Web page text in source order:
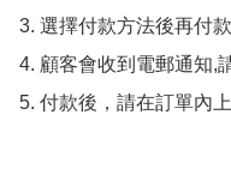
3. 選擇付款方法後再付
4. 顧客會收到電郵通知,
5. 付款後，請在訂單內